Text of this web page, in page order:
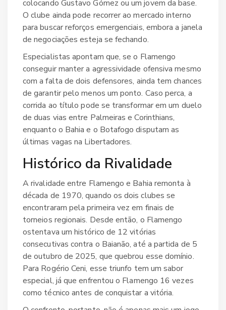
colocando Gustavo Gómez ou um jovem da base.
O clube ainda pode recorrer ao mercado interno
para buscar reforços emergenciais, embora a janela
de negociações esteja se fechando.
Especialistas apontam que, se o Flamengo
conseguir manter a agressividade ofensiva mesmo
com a falta de dois defensores, ainda tem chances
de garantir pelo menos um ponto. Caso perca, a
corrida ao título pode se transformar em um duelo
de duas vias entre Palmeiras e Corinthians,
enquanto o Bahia e o Botafogo disputam as
últimas vagas na Libertadores.
Histórico da Rivalidade
A rivalidade entre Flamengo e Bahia remonta à
década de 1970, quando os dois clubes se
encontraram pela primeira vez em finais de
torneios regionais. Desde então, o Flamengo
ostentava um histórico de 12 vitórias
consecutivas contra o Baianão, até a partida de 5
de outubro de 2025, que quebrou esse domínio.
Para Rogério Ceni, esse triunfo tem um sabor
especial, já que enfrentou o Flamengo 16 vezes
como técnico antes de conquistar a vitória.